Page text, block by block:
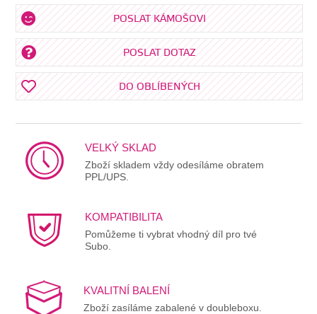
POSLAT KÁMOŠOVI
POSLAT DOTAZ
DO OBLÍBENÝCH
VELKÝ SKLAD
Zboží skladem vždy odesíláme obratem
PPL/UPS.
KOMPATIBILITA
Pomůžeme ti vybrat vhodný díl pro tvé
Subo.
KVALITNÍ BALENÍ
Zboží zasíláme zabalené v doubleboxu.